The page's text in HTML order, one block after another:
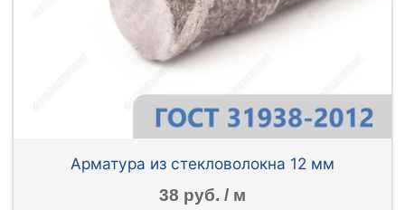
Арматура из стекловолокна 12 мм
38 руб. / м